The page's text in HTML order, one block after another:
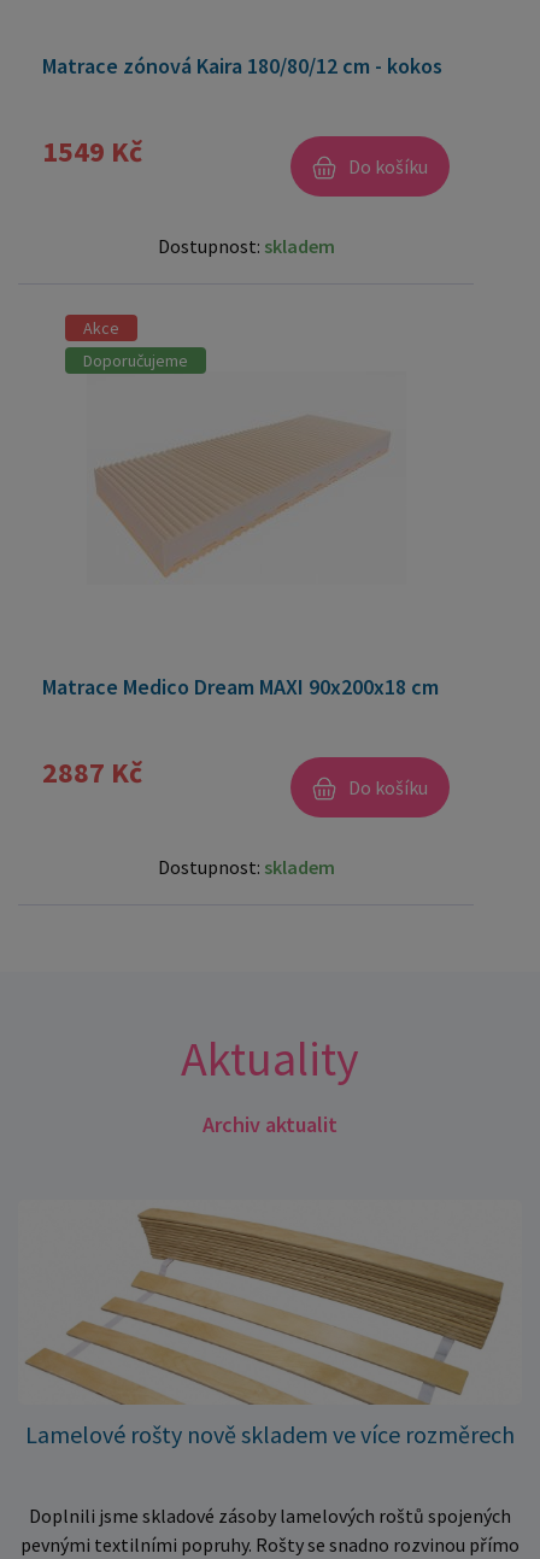
Matrace zónová Kaira 180/80/12 cm - kokos
1549 Kč Do košíku
Dostupnost: skladem
Akce
Doporučujeme
Matrace Medico Dream MAXI 90x200x18 cm
2887 Kč Do košíku
Dostupnost: skladem
Aktuality
Archiv aktualit
Lamelové rošty nově skladem ve více rozměrech
Doplnili jsme skladové zásoby lamelových roštů spojených
pevnými textilními popruhy. Rošty se snadno rozvinou přímo